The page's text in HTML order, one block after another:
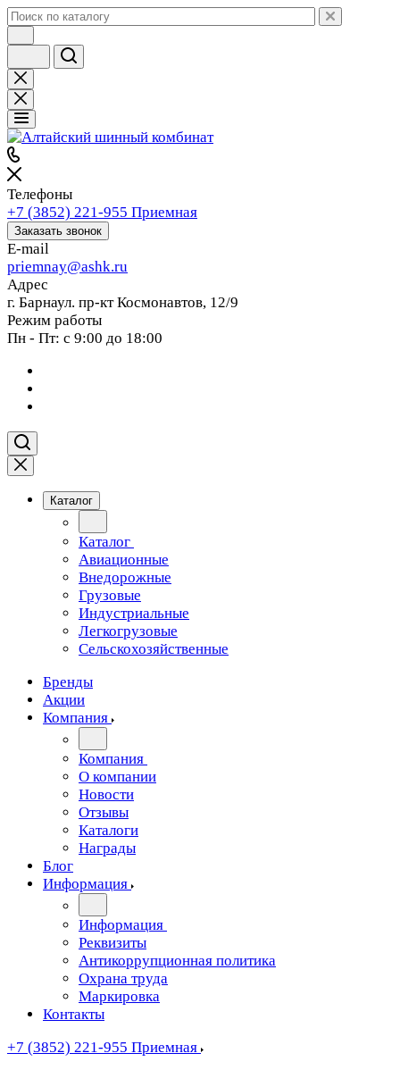
Телефоны
+7 (3852) 221-955 Приемная
Заказать звонок
E-mail
priemnay@ashk.ru
Адрес
г. Барнаул. пр-кт Космонавтов, 12/9
Режим работы
Пн - Пт: с 9:00 до 18:00
Каталог
Каталог
Авиационные
Внедорожные
Грузовые
Индустриальные
Легкогрузовые
Сельскохозяйственные
Бренды
Акции
Компания
Компания
О компании
Новости
Отзывы
Каталоги
Награды
Блог
Информация
Информация
Реквизиты
Антикоррупционная политика
Охрана труда
Маркировка
Контакты
+7 (3852) 221-955 Приемная